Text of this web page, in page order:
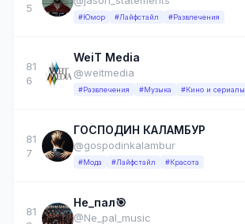
5
#Юмор #Лайфстайл #Развлечения
81
6
WeiT Media
@weitmedia
#Развлечения #Музыка #Кино и сериалы
81
7
ГОСПОДИН КАЛАМБУР
@gospodinkalambur
#Мода #Лайфстайл #Красота
81
Не_пал🎯
@Ne_pal_music